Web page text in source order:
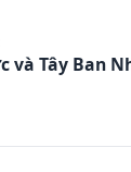
Tây Ban